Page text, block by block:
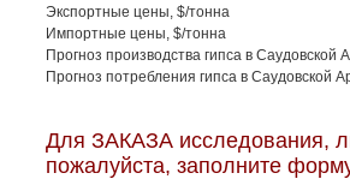
Экспортные цены, $/тонна
Импортные цены, $/тонна
Прогноз производства гипса в Саудовской
Прогноз потребления гипса в Саудовской
Для ЗАКАЗА исследования,
пожалуйста, заполните